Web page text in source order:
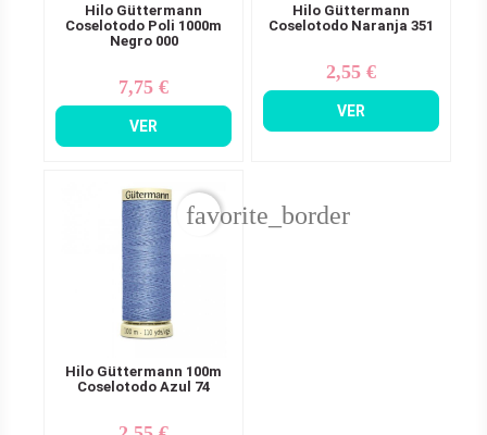
Hilo Güttermann
Coselotodo Poli 1000m
Negro 000
Precio
7,75 €
VER
Hilo Güttermann
Coselotodo Naranja 351
Precio
2,55 €
VER
Hilo Güttermann 100m
Coselotodo Azul 74
favorite_border